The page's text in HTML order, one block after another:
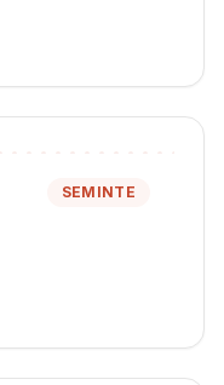
SEMINTE